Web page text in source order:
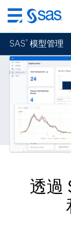
跳
至
主
要
內
SAS ® 模型管理
透過